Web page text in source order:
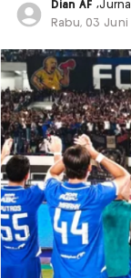
Dian AF,
Rabu, 03 Juni